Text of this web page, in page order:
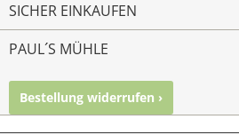
SICHER EINKAUFEN
PAUL´S MÜHLE
Bestellung widerrufen ›